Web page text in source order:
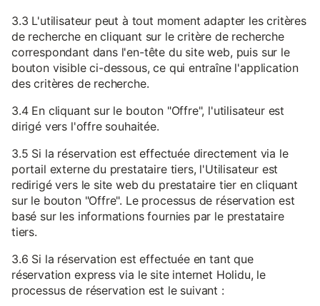
3.3 L'utilisateur peut à tout moment adapter les critères
de recherche en cliquant sur le critère de recherche
correspondant dans l'en-tête du site web, puis sur le
bouton visible ci-dessous, ce qui entraîne l'application
des critères de recherche.
3.4 En cliquant sur le bouton "Offre", l'utilisateur est
dirigé vers l'offre souhaitée.
3.5 Si la réservation est effectuée directement via le
portail externe du prestataire tiers, l'Utilisateur est
redirigé vers le site web du prestataire tier en cliquant
sur le bouton "Offre". Le processus de réservation est
basé sur les informations fournies par le prestataire
tiers.
3.6 Si la réservation est effectuée en tant que
réservation express via le site internet Holidu, le
processus de réservation est le suivant :